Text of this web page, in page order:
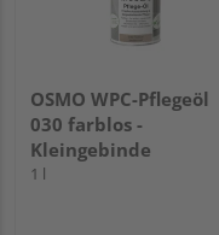
OSMO WPC-Pflegeöl
030 farblos -
Kleingebinde
1 l